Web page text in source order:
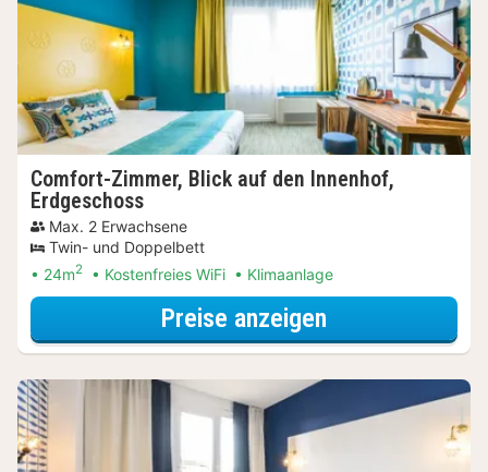
Comfort-Zimmer, Blick auf den Innenhof,
Erdgeschoss
Max. 2 Erwachsene
Twin- und Doppelbett
24m2 Kostenfreies WiFi Klimaanlage
Preise anzeigen